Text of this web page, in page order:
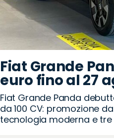
Fiat Grande
euro fino al 27
Fiat Grande Panda
da 100 CV: promozione
tecnologia moderna e